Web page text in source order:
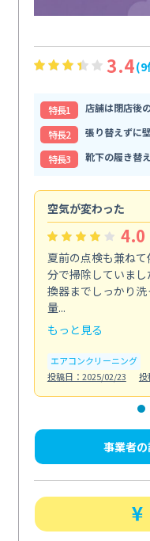
3.4(9
特⻑1
店舗は閉店後
特⻑2
張り替えずに
特⻑3
靴下の履き替
空気が変わった
4.0
夏前の点検も兼ね
分で掃除していま
換器までしっかり
量...
もっと見る
エアコンクリーニング
投稿日：2025/02/23
投
事業者